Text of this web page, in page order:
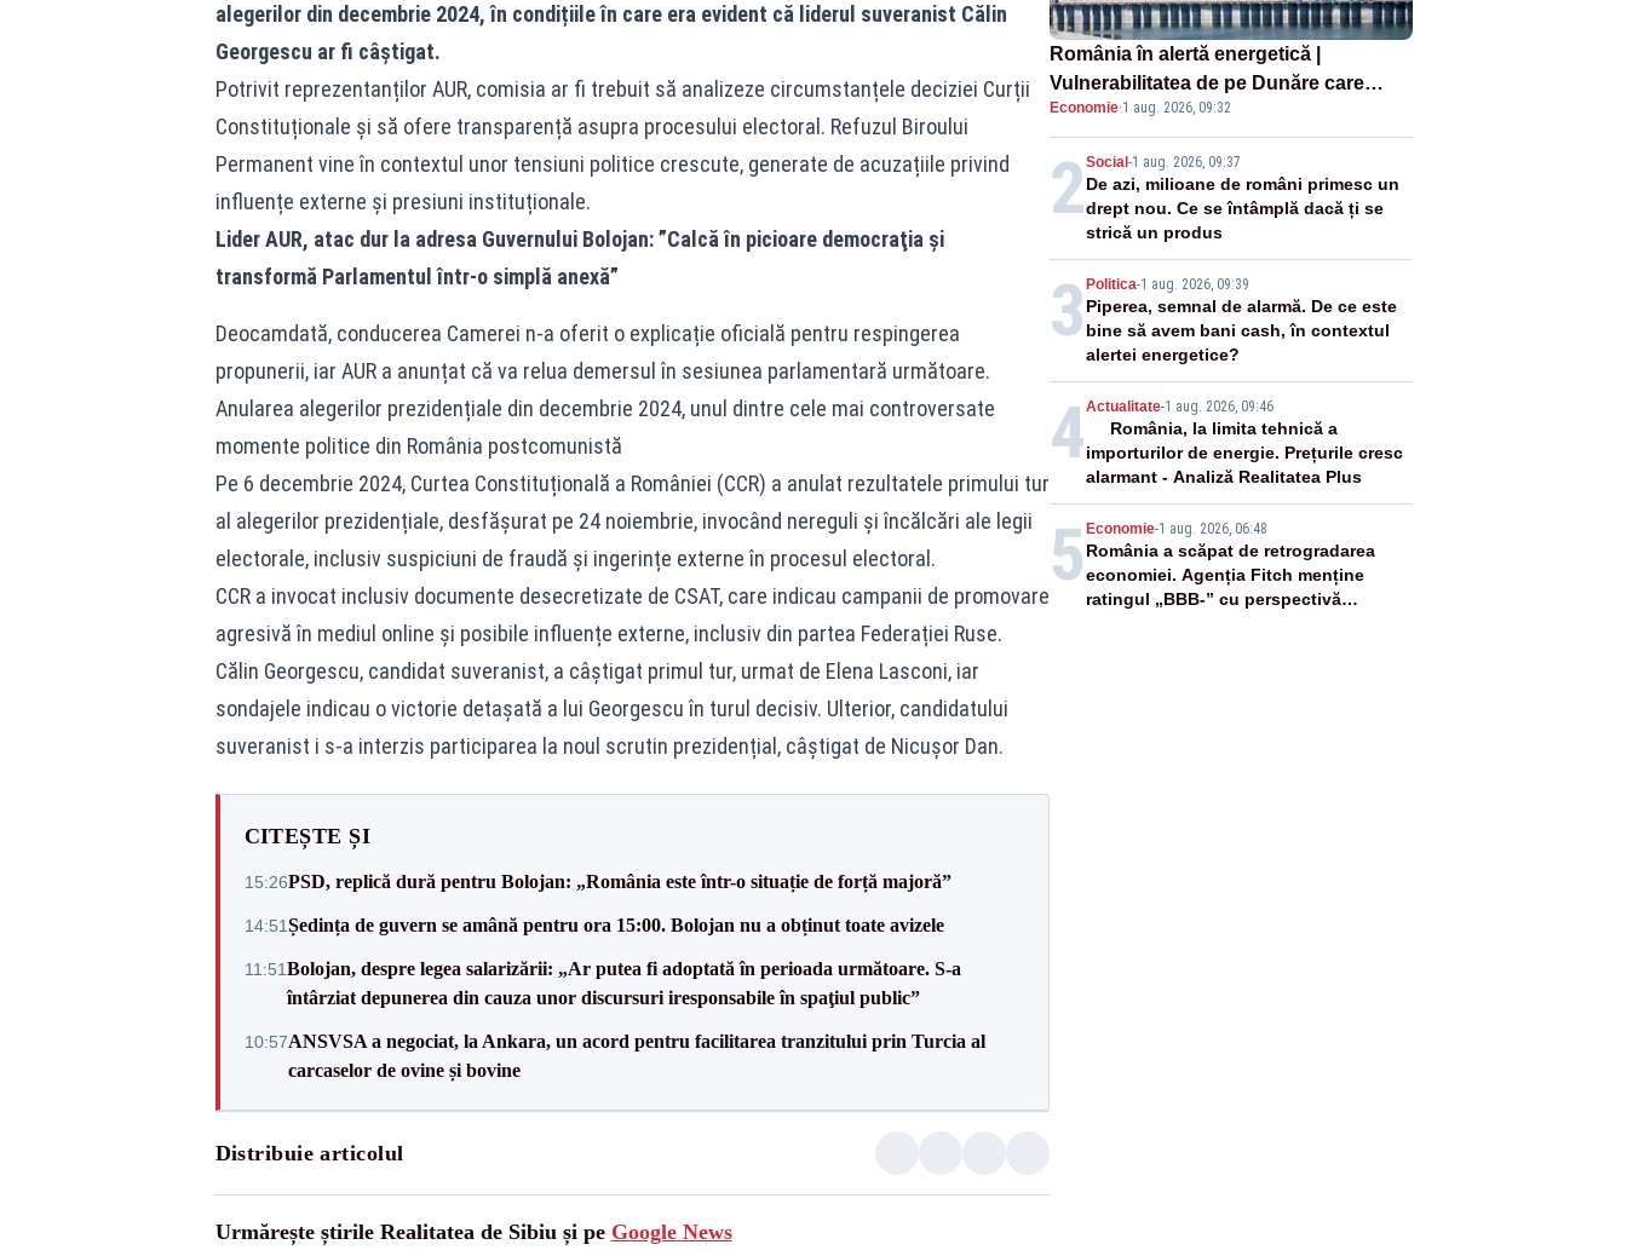
alegerilor din decembrie 2024, în condițiile în care era evident că liderul suveranist Călin
Georgescu ar fi câștigat.
Potrivit reprezentanților AUR, comisia ar fi trebuit să analizeze circumstanțele deciziei Curții
Constituționale și să ofere transparență asupra procesului electoral. Refuzul Biroului
Permanent vine în contextul unor tensiuni politice crescute, generate de acuzațiile privind
influențe externe și presiuni instituționale.
Lider AUR, atac dur la adresa Guvernului Bolojan: ”Calcă în picioare democraţia şi
transformă Parlamentul într-o simplă anexă”
Deocamdată, conducerea Camerei n-a oferit o explicație oficială pentru respingerea
propunerii, iar AUR a anunțat că va relua demersul în sesiunea parlamentară următoare.
Anularea alegerilor prezidențiale din decembrie 2024, unul dintre cele mai controversate
momente politice din România postcomunistă
Pe 6 decembrie 2024, Curtea Constituțională a României (CCR) a anulat rezultatele primului tur
al alegerilor prezidențiale, desfășurat pe 24 noiembrie, invocând nereguli și încălcări ale legii
electorale, inclusiv suspiciuni de fraudă și ingerințe externe în procesul electoral.
CCR a invocat inclusiv documente desecretizate de CSAT, care indicau campanii de promovare
agresivă în mediul online și posibile influențe externe, inclusiv din partea Federației Ruse.
Călin Georgescu, candidat suveranist, a câștigat primul tur, urmat de Elena Lasconi, iar
sondajele indicau o victorie detașată a lui Georgescu în turul decisiv. Ulterior, candidatului
suveranist i s-a interzis participarea la noul scrutin prezidențial, câștigat de Nicușor Dan.
CITEȘTE ȘI
15:26PSD, replică dură pentru Bolojan: „România este într-o situație de forță majoră”
14:51Ședința de guvern se amână pentru ora 15:00. Bolojan nu a obținut toate avizele
11:51Bolojan, despre legea salarizării: „Ar putea fi adoptată în perioada următoare. S-a
întârziat depunerea din cauza unor discursuri iresponsabile în spaţiul public”
10:57ANSVSA a negociat, la Ankara, un acord pentru facilitarea tranzitului prin Turcia al
carcaselor de ovine și bovine
Distribuie articolul
Urmărește știrile Realitatea de Sibiu și pe Google News
România în alertă energetică |
Vulnerabilitatea de pe Dunăre care
pune în pericol Centrala Cernavodă era
cunoscută de pe vremea lui Ceaușescu
Economie·1 aug. 2026, 09:32
2Social -1 aug. 2026, 09:37
De azi, milioane de români primesc un
drept nou. Ce se întâmplă dacă ți se
strică un produs
3 Politica-1 aug. 2026, 09:39
Piperea, semnal de alarmă. De ce este
bine să avem bani cash, în contextul
alertei energetice?
4Actualitate-1 aug. 2026, 09:46
România, la limita tehnică a
importurilor de energie. Prețurile cresc
alarmant - Analiză Realitatea Plus
5 Economie-1 aug. 2026, 06:48
România a scăpat de retrogradarea
economiei. Agenția Fitch menține
ratingul „BBB-” cu perspectivă